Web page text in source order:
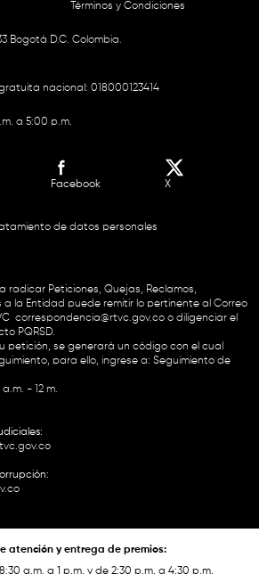
Términos y Condiciones
Bogotá D.C. Colombia.
nacional: 018000123414
a 5:00 p.m.
Facebook X
de datos personales
radicar Peticiones, Quejas, Reclamos,
a la Entidad puede remitir lo pertinente al Correo
correspondencia@rtvc.gov.co o diligenciar el
PQRSD.
petición, se generará un código con el cual
para ello, ingrese a: Seguimiento de
- 12 m.
atención y entrega de premios:
a.m. a 1 p.m. y de 2:30 p.m. a 4:30 p.m.